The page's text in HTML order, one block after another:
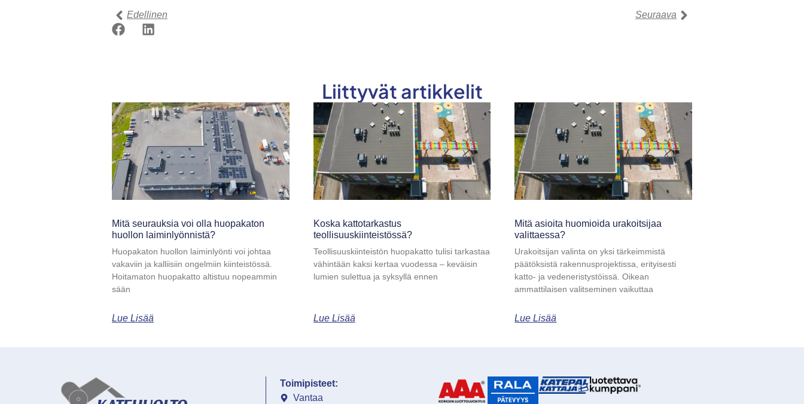
Edellinen Seuraava
Liittyvät artikkelit
Mitä seurauksia voi olla huopakaton
huollon laiminlyönnistä?
Huopakaton huollon laiminlyönti voi johtaa
vakaviin ja kalliisiin ongelmiin kiinteistössä.
Hoitamaton huopakatto altistuu nopeammin
sään
Lue Lisää
Koska kattotarkastus
teollisuuskiinteistössä?
Teollisuuskiinteistön huopakatto tulisi tarkastaa
vähintään kaksi kertaa vuodessa – keväisin
lumien sulettua ja syksyllä ennen
Lue Lisää
Mitä asioita huomioida urakoitsijaa
valittaessa?
Urakoitsijan valinta on yksi tärkeimmistä
päätöksistä rakennusprojektissa, erityisesti
katto- ja vedeneristystöissä. Oikean
ammattilaisen valitseminen vaikuttaa
Lue Lisää
Toimipisteet:
Vantaa